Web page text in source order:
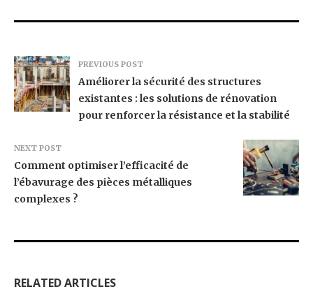
PREVIOUS POST
Améliorer la sécurité des structures
existantes : les solutions de rénovation
pour renforcer la résistance et la stabilité
NEXT POST
Comment optimiser l’efficacité de
l’ébavurage des pièces métalliques
complexes ?
RELATED ARTICLES